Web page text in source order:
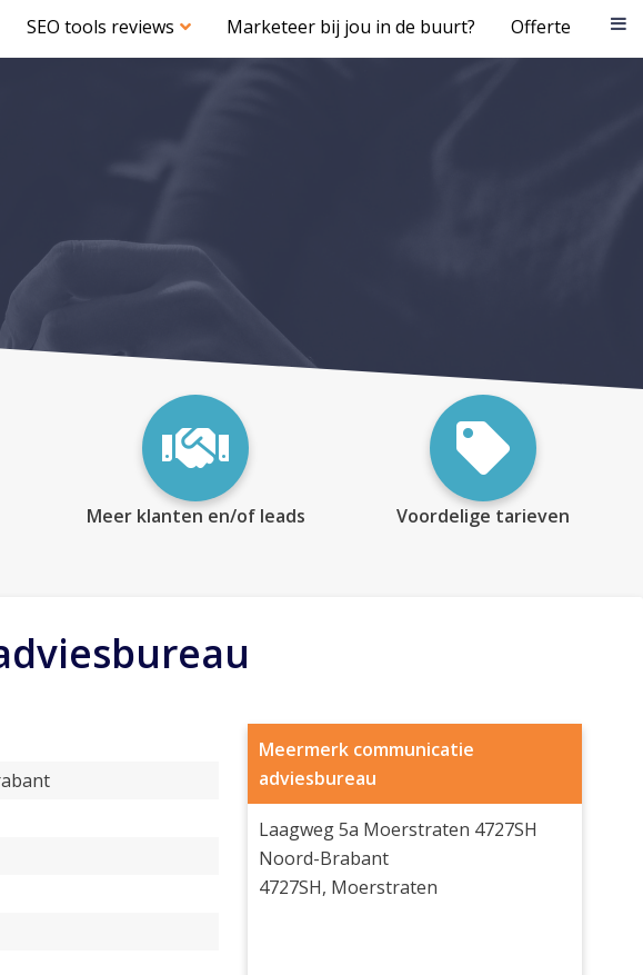
SEO tools reviews Marketeer bij jou in de buurt? Offerte
Meer klanten en/of leads Voordelige tarieven
Meermerk communicatie
adviesbureau
Laagweg 5a Moerstraten 4727SH
Noord-Brabant
4727SH, Moerstraten